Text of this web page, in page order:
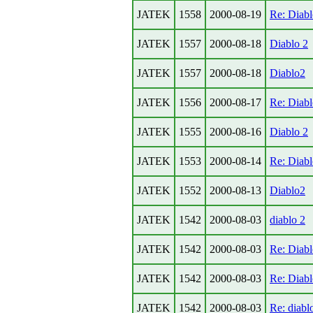
JATEK 1558 2000-08-19 Re:
JATEK 1557 2000-08-18 Diablo 2
JATEK 1557 2000-08-18 Diablo2
JATEK 1556 2000-08-17 Re:
JATEK 1555 2000-08-16 Diablo 2
JATEK 1553 2000-08-14 Re:
JATEK 1552 2000-08-13 Diablo2
JATEK 1542 2000-08-03 diablo 2
JATEK 1542 2000-08-03 Re:
JATEK 1542 2000-08-03 Re:
JATEK 1542 2000-08-03 Re: